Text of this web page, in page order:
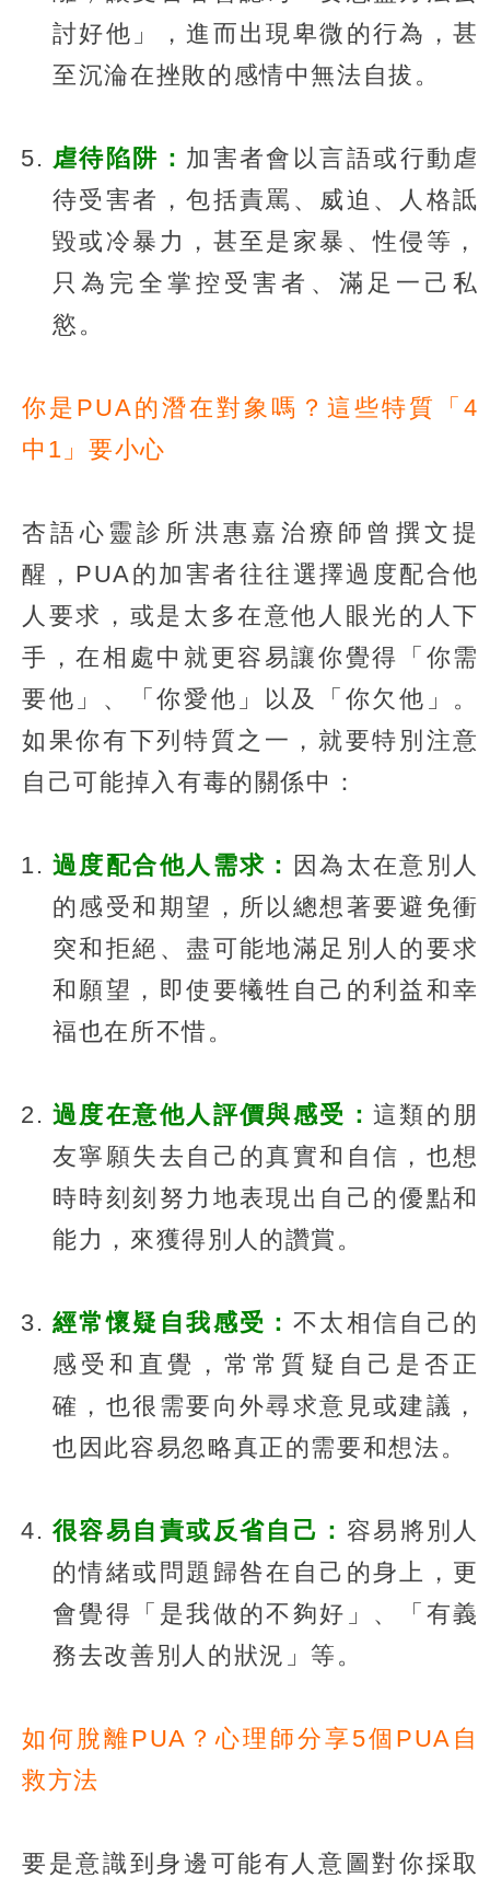
討好他」，進而出現卑微的行為，甚
至沉淪在挫敗的感情中無法自拔。
虐待陷阱： 加害者會以言語或行動虐
待受害者，包括責罵、威迫、人格詆
毀或冷暴力，甚至是家暴、性侵等，
只為完全掌控受害者、滿足一己私
慾。
你是PUA的潛在對象嗎？這些特質「4
中1」要小心
杏語心靈診所洪惠嘉治療師曾撰文提
醒，PUA的加害者往往選擇過度配合他
人要求，或是太多在意他人眼光的人下
手，在相處中就更容易讓你覺得「你需
要他」、「你愛他」以及「你欠他」。
如果你有下列特質之一，就要特別注意
自己可能掉入有毒的關係中：
過度配合他人需求： 因為太在意別人
的感受和期望，所以總想著要避免衝
突和拒絕、盡可能地滿足別人的要求
和願望，即使要犧牲自己的利益和幸
福也在所不惜。
過度在意他人評價與感受：這類的朋
友寧願失去自己的真實和自信，也想
時時刻刻努力地表現出自己的優點和
能力，來獲得別人的讚賞。
經常懷疑自我感受： 不太相信自己的
感受和直覺，常常質疑自己是否正
確，也很需要向外尋求意見或建議，
也因此容易忽略真正的需要和想法。
很容易自責或反省自己： 容易將別人
的情緒或問題歸咎在自己的身上，更
會覺得「是我做的不夠好」、「有義
務去改善別人的狀況」等。
如何脫離PUA？心理師分享5個PUA自
救方法
要是意識到身邊可能有人意圖對你採取